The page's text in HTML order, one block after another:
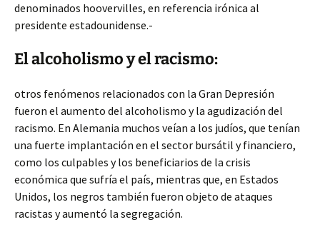
denominados hoovervilles, en referencia irónica al
presidente estadounidense.-
El alcoholismo y el racismo:
otros fenómenos relacionados con la Gran Depresión
fueron el aumento del alcoholismo y la agudización del
racismo. En Alemania muchos veían a los judíos, que tenían
una fuerte implantación en el sector bursátil y financiero,
como los culpables y los beneficiarios de la crisis
económica que sufría el país, mientras que, en Estados
Unidos, los negros también fueron objeto de ataques
racistas y aumentó la segregación.